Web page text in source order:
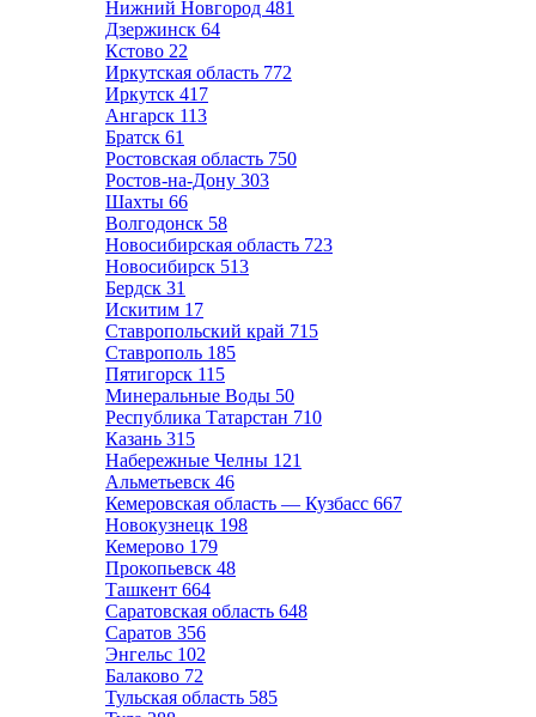
Нижний Новгород 481
Дзержинск 64
Кстово 22
Иркутская область 772
Иркутск 417
Ангарск 113
Братск 61
Ростовская область 750
Ростов-на-Дону 303
Шахты 66
Волгодонск 58
Новосибирская область 723
Новосибирск 513
Бердск 31
Искитим 17
Ставропольский край 715
Ставрополь 185
Пятигорск 115
Минеральные Воды 50
Республика Татарстан 710
Казань 315
Набережные Челны 121
Альметьевск 46
Кемеровская область — Кузбасс 667
Новокузнецк 198
Кемерово 179
Прокопьевск 48
Ташкент 664
Саратовская область 648
Саратов 356
Энгельс 102
Балаково 72
Тульская область 585